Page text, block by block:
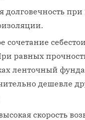
сочетание
равных
ленточный
дешевле
скорость